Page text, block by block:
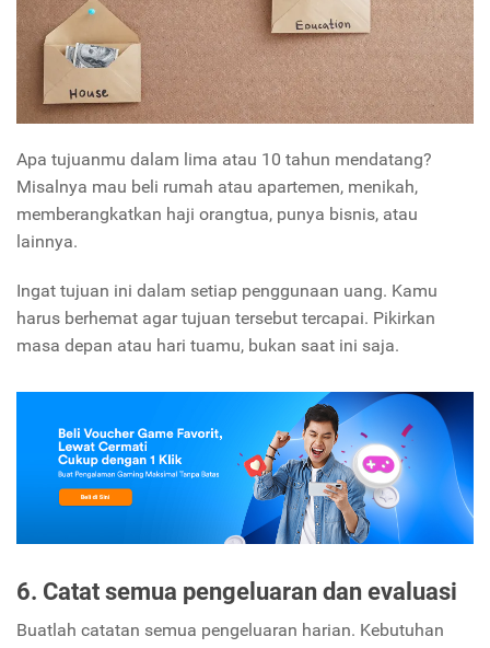
Apa tujuanmu dalam lima atau 10 tahun mendatang?
Misalnya mau beli rumah atau apartemen, menikah,
memberangkatkan haji orangtua, punya bisnis, atau
lainnya.
Ingat tujuan ini dalam setiap penggunaan uang. Kamu
harus berhemat agar tujuan tersebut tercapai. Pikirkan
masa depan atau hari tuamu, bukan saat ini saja.
6. Catat semua pengeluaran dan evaluasi
Buatlah catatan semua pengeluaran harian. Kebutuhan